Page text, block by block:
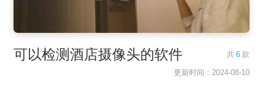
可以检测酒店摄像头的软件 共 6 款
更新时间：2024-08-10